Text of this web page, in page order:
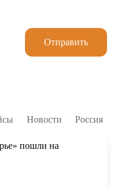
Отправить
Новости Россия